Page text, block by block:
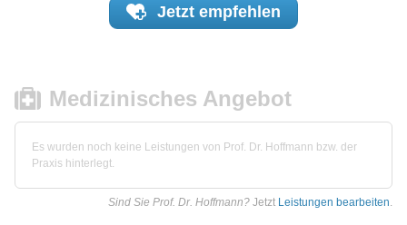
Jetzt empfehlen
Medizinisches Angebot
Es wurden noch keine Leistungen von Prof. Dr. Hoffmann bzw. der
Praxis hinterlegt.
Sind Sie Prof. Dr. Hoffmann? Jetzt Leistungen bearbeiten.